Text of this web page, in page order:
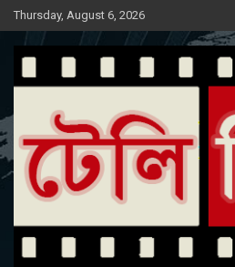
Skip
to
content
Thursday, August 6, 2026